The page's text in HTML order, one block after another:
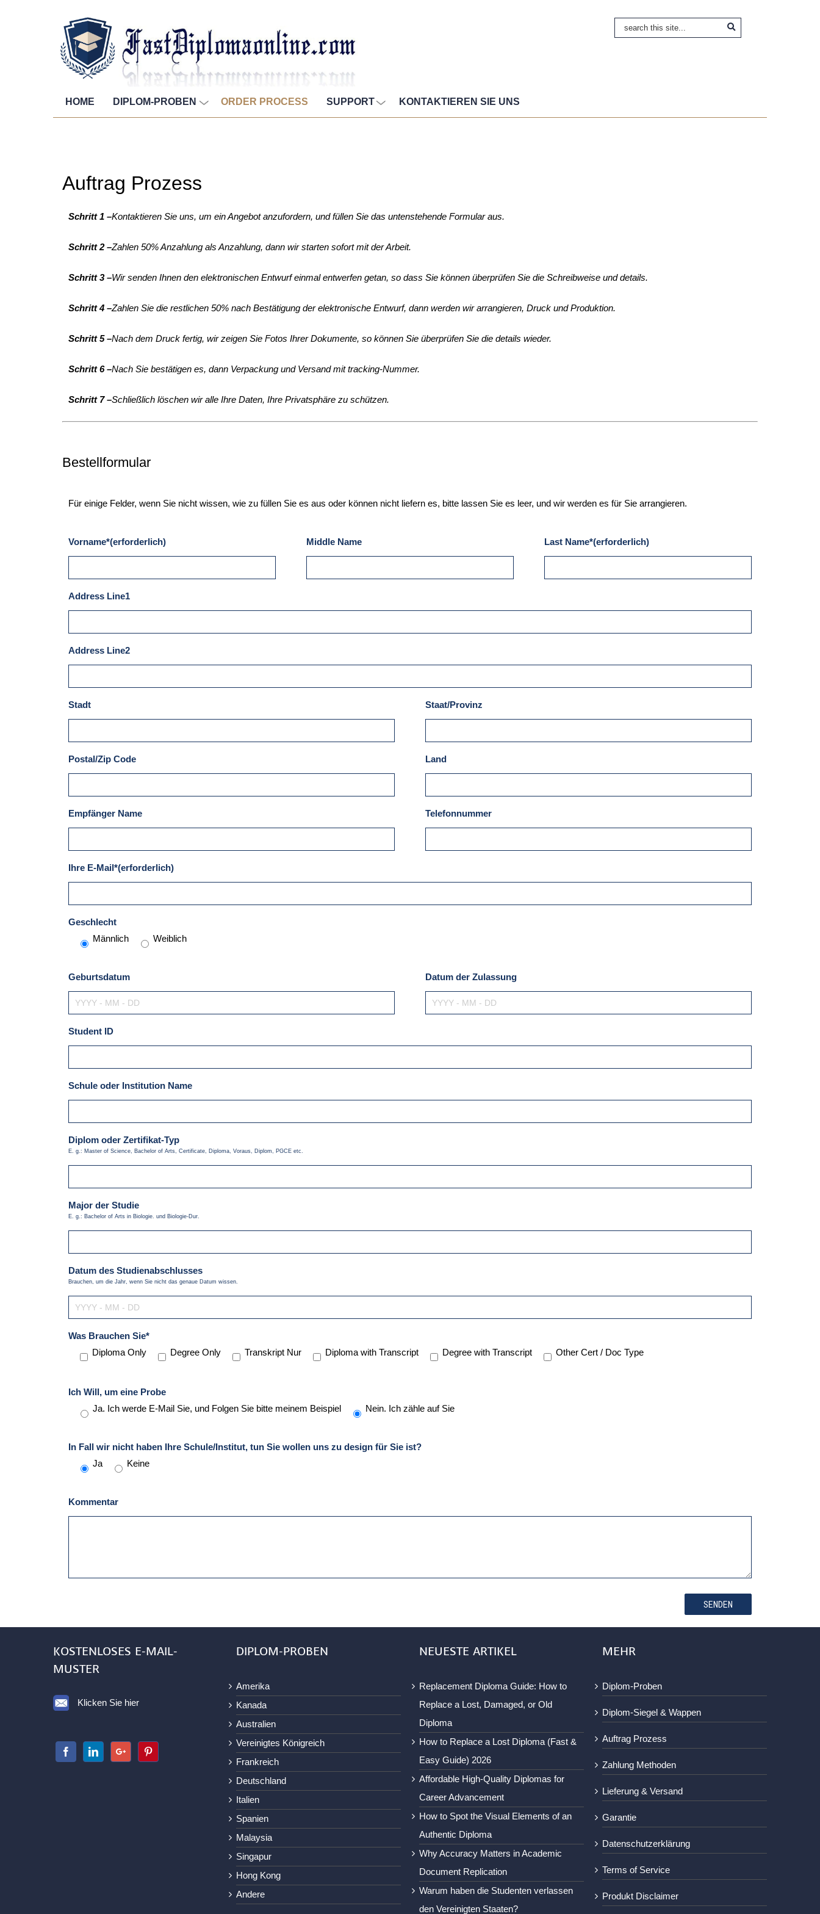
HOME DIPLOM-PROBEN ORDER PROCESS SUPPORT KONTAKTIEREN SIE UNS
Auftrag Prozess
Schritt 1 –Kontaktieren Sie uns, um ein Angebot anzufordern, und füllen Sie das untenstehende Formular aus.
Schritt 2 –Zahlen 50% Anzahlung als Anzahlung, dann wir starten sofort mit der Arbeit.
Schritt 3 –Wir senden Ihnen den elektronischen Entwurf einmal entwerfen getan, so dass Sie können überprüfen Sie die Schreibweise und details.
Schritt 4 –Zahlen Sie die restlichen 50% nach Bestätigung der elektronische Entwurf, dann werden wir arrangieren, Druck und Produktion.
Schritt 5 –Nach dem Druck fertig, wir zeigen Sie Fotos Ihrer Dokumente, so können Sie überprüfen Sie die details wieder.
Schritt 6 –Nach Sie bestätigen es, dann Verpackung und Versand mit tracking-Nummer.
Schritt 7 –Schließlich löschen wir alle Ihre Daten, Ihre Privatsphäre zu schützen.
Bestellformular
Für einige Felder, wenn Sie nicht wissen, wie zu füllen Sie es aus oder können nicht liefern es, bitte lassen Sie es leer, und wir werden es für Sie arrangieren.
Vorname*(erforderlich) Middle Name Last Name*(erforderlich)
Address Line1
Address Line2
Stadt Staat/Provinz
Postal/Zip Code Land
Empfänger Name Telefonnummer
Ihre E-Mail*(erforderlich)
Geschlecht
Männlich
Weiblich
Geburtsdatum Datum der Zulassung
Student ID
Schule oder Institution Name
Diplom oder Zertifikat-Typ
E. g.: Master of Science, Bachelor of Arts, Certificate, Diploma, Voraus, Diplom, PGCE etc.
Major der Studie
E. g.: Bachelor of Arts in Biologie. und Biologie-Dur.
Datum des Studienabschlusses
Brauchen, um die Jahr, wenn Sie nicht das genaue Datum wissen.
Was Brauchen Sie*
Diploma Only
Degree Only Transkript Nur Diploma with Transcript Degree with Transcript Other Cert / Doc Type
Ich Will, um eine Probe
Ja. Ich werde E-Mail Sie, und Folgen Sie bitte meinem Beispiel
Nein. Ich zähle auf Sie
In Fall wir nicht haben Ihre Schule/Institut, tun Sie wollen uns zu design für Sie ist?
Ja
Keine
Kommentar
KOSTENLOSES E-MAIL-
MUSTER
Klicken Sie hier
DIPLOM-PROBEN
Amerika
Kanada
Australien
Vereinigtes Königreich
Frankreich
Deutschland
Italien
Spanien
Malaysia
Singapur
Hong Kong
Andere
NEUESTE ARTIKEL
Replacement Diploma Guide: How to
Replace a Lost, Damaged, or Old
Diploma
How to Replace a Lost Diploma (Fast &
Easy Guide) 2026
Affordable High-Quality Diplomas for
Career Advancement
How to Spot the Visual Elements of an
Authentic Diploma
Why Accuracy Matters in Academic
Document Replication
Warum haben die Studenten verlassen
den Vereinigten Staaten?
MEHR
Diplom-Proben
Diplom-Siegel & Wappen
Auftrag Prozess
Zahlung Methoden
Lieferung & Versand
Garantie
Datenschutzerklärung
Terms of Service
Produkt Disclaimer